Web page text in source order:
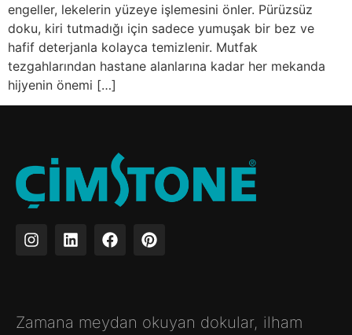
engeller, lekelerin yüzeye işlemesini önler. Pürüzsüz
doku, kiri tutmadığı için sadece yumuşak bir bez ve
hafif deterjanla kolayca temizlenir. Mutfak
tezgahlarından hastane alanlarına kadar her mekanda
hijyenin önemi […]
Zamana meydan okuyan dokular, ilham